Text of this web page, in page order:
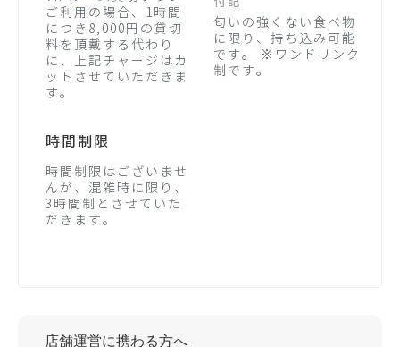
ご利用の場合、1時間
につき8,000円の貸切
料を頂戴する代わり
に、上記チャージはカ
ットさせていただきま
す。
時間制限
時間制限はございませ
んが、混雑時に限り、
3時間制とさせていた
だきます。
匂いの強くない食べ物
に限り、持ち込み可能
です。 ※ワンドリンク
制です。
店舗運営に携わる方へ